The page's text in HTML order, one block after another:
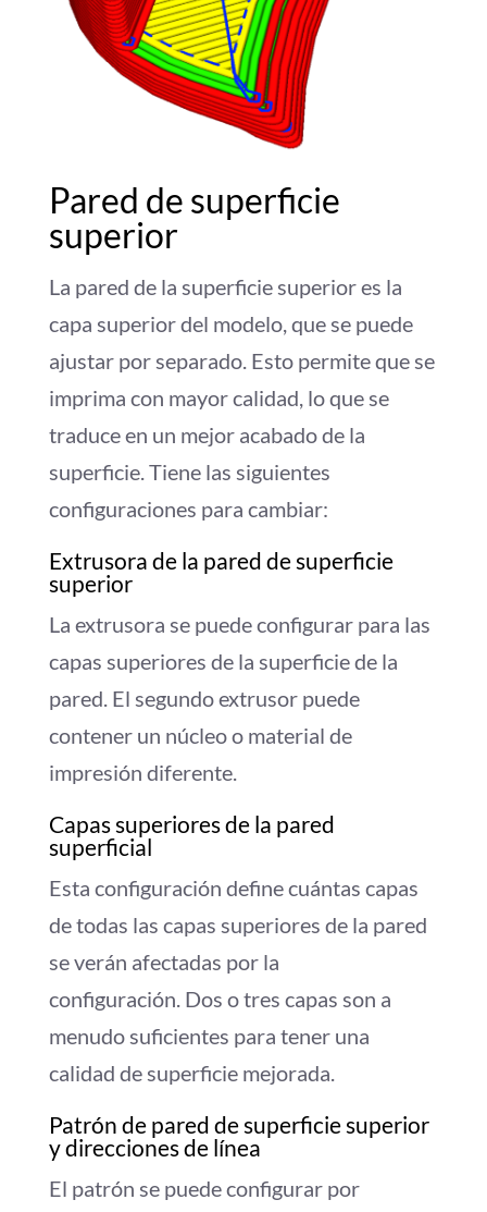
Pared de superficie
superior
La pared de la superficie superior es la
capa superior del modelo, que se puede
ajustar por separado. Esto permite que se
imprima con mayor calidad, lo que se
traduce en un mejor acabado de la
superficie. Tiene las siguientes
configuraciones para cambiar:
Extrusora de la pared de superficie
superior
La extrusora se puede configurar para las
capas superiores de la superficie de la
pared. El segundo extrusor puede
contener un núcleo o material de
impresión diferente.
Capas superiores de la pared
superficial
Esta configuración define cuántas capas
de todas las capas superiores de la pared
se verán afectadas por la
configuración. Dos o tres capas son a
menudo suficientes para tener una
calidad de superficie mejorada.
Patrón de pared de superficie superior
y direcciones de línea
El patrón se puede configurar por